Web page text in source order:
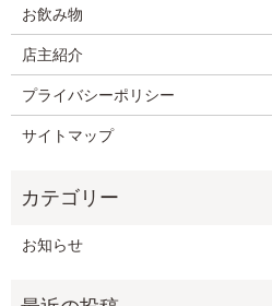
お飲み物
店主紹介
プライバシーポリシー
サイトマップ
お知らせ